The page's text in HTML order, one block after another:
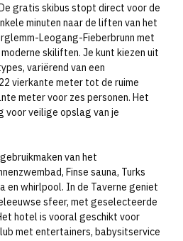
gratis skibus stopt direct voor de
minuten naar de liften van het
Leogang-Fieberbrunn met
skiliften. Je kunt kiezen uit
variërend van een
vierkante meter tot de ruime
meter voor zes personen. Het
voor veilige opslag van je
gebruikmaken van het
Finse sauna, Turks
en whirlpool. In de Taverne geniet
sfeer, met geselecteerde
hotel is vooral geschikt voor
met entertainers, babysitservice